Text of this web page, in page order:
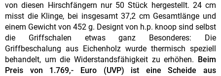
von diesen Hirschfängern nur 50 Stück hergestellt. 24 cm
misst die Klinge, bei insgesamt 37,2 cm Gesamtlänge und
einem Gewicht von 452 g. Designt von h.p. knoop sind selbst
die Griffschalen etwas ganz Besonderes: Die
Griffbeschalung aus Eichenholz wurde thermisch speziell
behandelt, um die Widerstandsfähigkeit zu erhöhen.
Beim
Preis von 1.769,- Euro (UVP) ist eine Scheide aus